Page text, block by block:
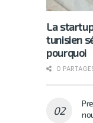
La
tunisien
pourquoi
0